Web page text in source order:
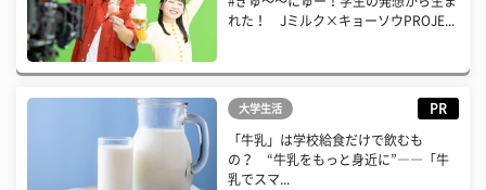
れた！ Jミルク×キョーソウPROJE...
大学生活 PR
「牛乳」は学校給食だけで飲むも
の？ “牛乳をもっと身近に”――「牛
乳でスマ...